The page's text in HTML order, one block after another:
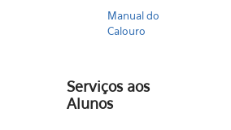
Manual do
Calouro
Serviços aos
Alunos